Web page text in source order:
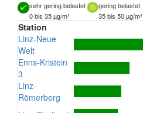
sehr gering belastet gering belastet
0 bis 35 µg/m³
35 bis 50 µg/m³
Station
Linz-Neue
Welt
Enns-Kristein
3
Linz-
Römerberg